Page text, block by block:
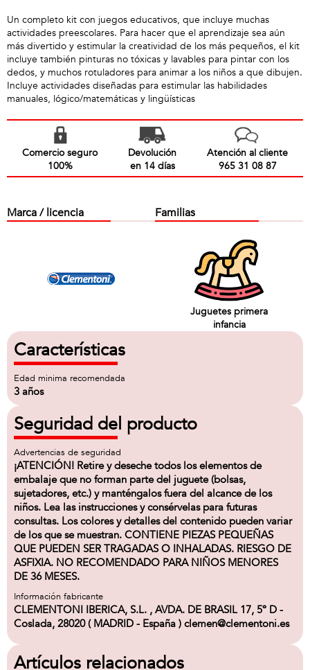
Un completo kit con juegos educativos, que incluye muchas
actividades preescolares. Para hacer que el aprendizaje sea aún
más divertido y estimular la creatividad de los más pequeños, el kit
incluye también pinturas no tóxicas y lavables para pintar con los
dedos, y muchos rotuladores para animar a los niños a que dibujen.
Incluye actividades diseñadas para estimular las habilidades
manuales, lógico/matemáticas y lingüísticas
Comercio seguro
100%
Devolución
en 14 días
Atención al cliente
965 31 08 87
Marca / licencia Familias
Juguetes primera
infancia
Características
Edad minima recomendada
3 años
Seguridad del producto
Advertencias de seguridad
¡ATENCIÓN! Retire y deseche todos los elementos de
embalaje que no forman parte del juguete (bolsas,
sujetadores, etc.) y manténgalos fuera del alcance de los
niños. Lea las instrucciones y consérvelas para futuras
consultas. Los colores y detalles del contenido pueden variar
de los que se muestran. CONTIENE PIEZAS PEQUEÑAS
QUE PUEDEN SER TRAGADAS O INHALADAS. RIESGO DE
ASFIXIA. NO RECOMENDADO PARA NIÑOS MENORES
DE 36 MESES.
Información fabricante
CLEMENTONI IBERICA, S.L. , AVDA. DE BRASIL 17, 5º D -
Coslada, 28020 ( MADRID - España ) clemen@clementoni.es
Artículos relacionados